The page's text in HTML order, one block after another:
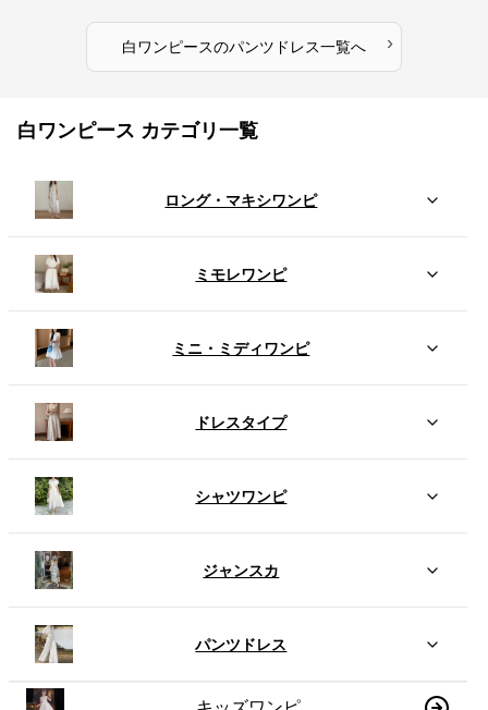
白ワンピースのパンツドレス一覧へ ›
白ワンピース カテゴリ一覧
ロング・マキシワンピ
ミモレワンピ
ミニ・ミディワンピ
ドレスタイプ
シャツワンピ
ジャンスカ
パンツドレス